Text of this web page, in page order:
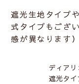
遮光生地タイプ
式タイプもござ
感が異なります）
ディアリ
遮光タイ